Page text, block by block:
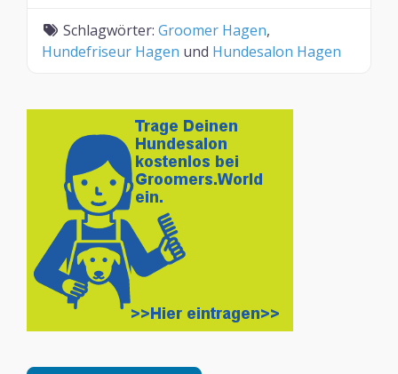
Schlagwörter: Groomer Hagen,
Hundefriseur Hagen und Hundesalon Hagen